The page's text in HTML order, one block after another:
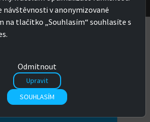
nákupu
návštěvnosti v anonymizované
na tlačítko „Souhlasím“ souhlasíte s
Odmítnout
Upravit
SOUHLASÍM